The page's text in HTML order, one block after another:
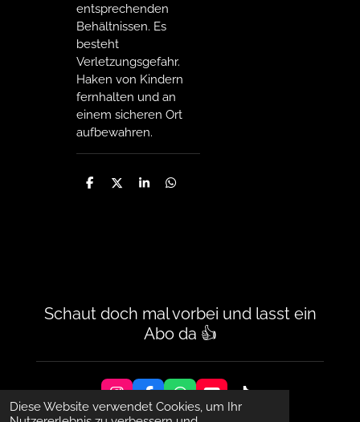
Diese Website verwendet Cookies, um Ihr
entsprechenden
Behältnissen. Es
besteht
Verletzungsgefahr.
Haken von Kindern
fernhalten und an
einem sicheren Ort
aufbewahren.
T
T
T
T
Schaut doch mal vorbei und lasst ein
Abo da 👍
n
F
a
W
h
o